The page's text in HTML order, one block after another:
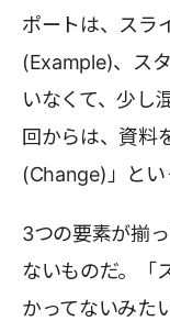
ポートは、スラ
(Example)、ス
いなくて、少し
回からは、資料
(Change)」とい
3つの要素が揃
ないものだ。「
かってないみた